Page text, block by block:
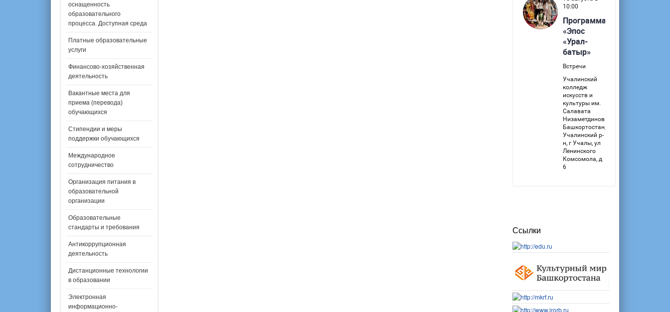
оснащенность
образовательного
процесса. Доступная среда
Платные образовательные
услуги
Финансово-хозяйственная
деятельность
Вакантные места для
приема (перевода)
обучающихся
Стипендии и меры
поддержки обучающихся
Международное
сотрудничество
Организация питания в
образовательной
организации
Образовательные
стандарты и требования
Антикоррупционная
деятельность
Дистанционные технологии
в образовании
Электронная
информационно-
Ссылки